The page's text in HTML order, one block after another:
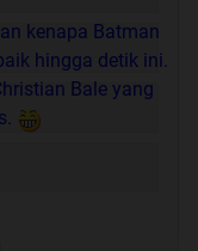
kenapa Batman
hingga detik ini.
Bale yang